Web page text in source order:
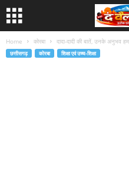
Home कोरबा दादा-दादी की बातें, उनके अनुभव
छत्तीसगढ़ कोरबा शिक्षा एवं उच्च-शिक्षा